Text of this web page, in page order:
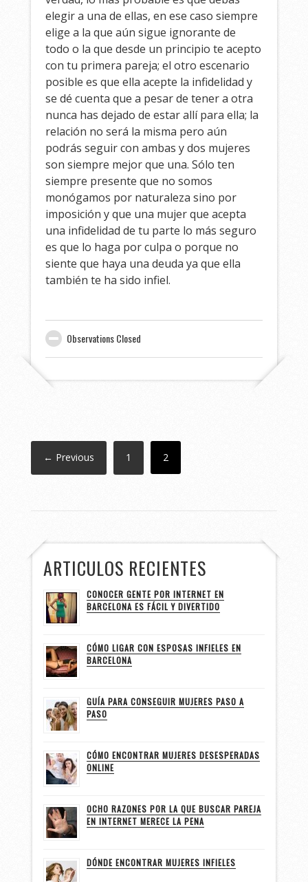
elegir a una de ellas, en ese caso siempre
elige a la que aún sigue ignorante de
todo o la que desde un principio te acepto
con tu primera pareja; el otro escenario
posible es que ella acepte la infidelidad y
se dé cuenta que a pesar de tener a otra
nunca has dejado de estar allí para ella; la
relación no será la misma pero aún
podrás seguir con ambas y dos mujeres
son siempre mejor que una. Sólo ten
siempre presente que no somos
monógamos por naturaleza sino por
imposición y que una mujer que acepta
una infidelidad de tu parte lo más seguro
es que lo haga por culpa o porque no
siente que haya una deuda ya que ella
también te ha sido infiel.
Observations Closed
← Previous 1 2
ARTICULOS RECIENTES
CONOCER GENTE POR INTERNET EN
BARCELONA ES FÁCIL Y DIVERTIDO
CÓMO LIGAR CON ESPOSAS INFIELES EN
BARCELONA
GUÍA PARA CONSEGUIR MUJERES PASO A
PASO
CÓMO ENCONTRAR MUJERES DESESPERADAS
ONLINE
OCHO RAZONES POR LA QUE BUSCAR PAREJA
EN INTERNET MERECE LA PENA
DÓNDE ENCONTRAR MUJERES INFIELES